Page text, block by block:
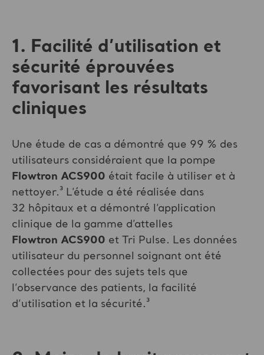
1. Facilité d’utilisation et
sécurité éprouvées
favorisant les résultats
cliniques
Une étude de cas a démontré que 99 % des
utilisateurs considéraient que la pompe
Flowtron ACS900 était facile à utiliser et à
nettoyer.³ L’étude a été réalisée dans
32 hôpitaux et a démontré l’application
clinique de la gamme d’attelles
Flowtron ACS900 et Tri Pulse. Les données
utilisateur du personnel soignant ont été
collectées pour des sujets tels que
l’observance des patients, la facilité
d’utilisation et la sécurité.³